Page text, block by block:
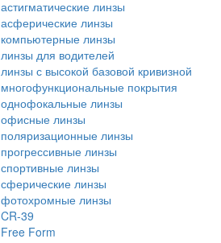
астигматические линзы
асферические линзы
компьютерные линзы
линзы для водителей
линзы с высокой базовой кривизной
многофункциональные покрытия
однофокальные линзы
офисные линзы
поляризационные линзы
прогрессивные линзы
спортивные линзы
сферические линзы
фотохромные линзы
CR-39
Free Form